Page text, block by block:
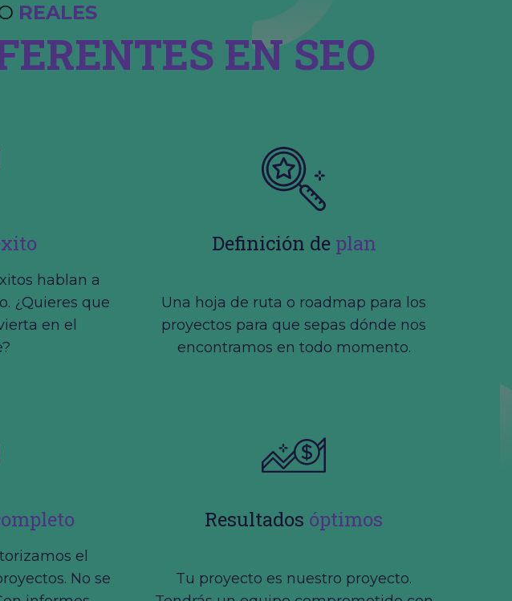
REALES
EN SEO
hablan a
¿Quieres que
en el
Definición de plan
Una hoja de ruta o roadmap para los
proyectos para que sepas dónde nos
encontramos en todo momento.
el
No se
Resultados óptimos
Tu proyecto es nuestro proyecto.